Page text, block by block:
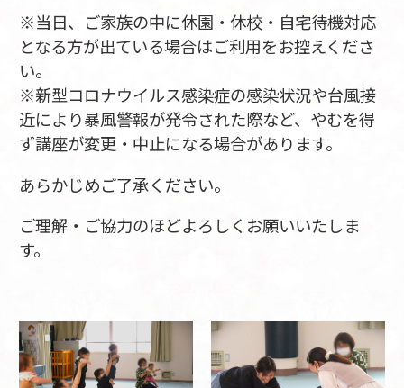
※当日、ご家族の中に休園・休校・自宅待機対応
となる方が出ている場合はご利用をお控えくださ
い。
※新型コロナウイルス感染症の感染状況や台風接
近により暴風警報が発令された際など、やむを得
ず講座が変更・中止になる場合があります。
あらかじめご了承ください。
ご理解・ご協力のほどよろしくお願いいたしま
す。